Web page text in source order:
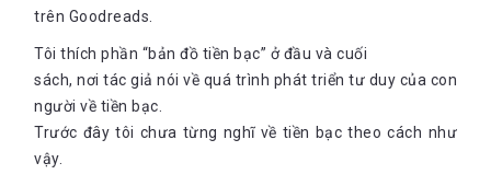
trên Goodreads.
Tôi thích phần “bản đồ tiền bạc” ở đầu và cuối
sách, nơi tác giả nói về quá trình phát triển tư duy của con
người về tiền bạc.
Trước đây tôi chưa từng nghĩ về tiền bạc theo cách như
vậy.